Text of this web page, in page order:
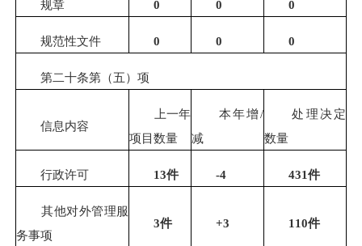
规章 0 0 0
规范性文件 0 0 0
第二十条第（五）项
信息内容
上一年
项目数量
本年增/
减
处理决定
数量
行政许可 13件 -4 431件
其他对外管理服
务事项
3件 +3 110件